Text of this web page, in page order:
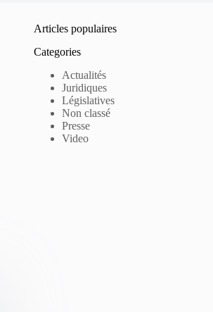
Articles populaires
Categories
Actualités
Juridiques
Législatives
Non classé
Presse
Video